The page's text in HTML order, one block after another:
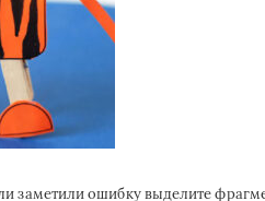
заметили ошибку выделите